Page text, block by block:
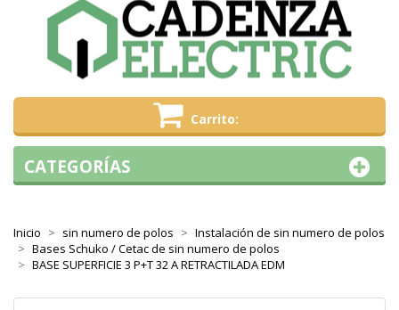
Carrito
Inicio sin numero de polos
Instalación de sin numero de polos
Bases Schuko / Cetac de sin numero de polos
BASE SUPERFICIE 3 P+T 32 A RETRACTILADA EDM
CATEGORÍAS